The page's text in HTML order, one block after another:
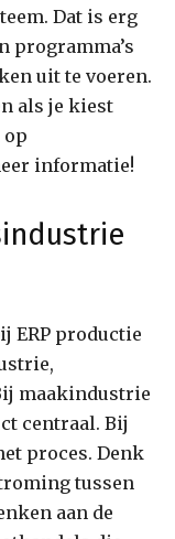
Dat is erg
programma’s
uit te voeren.
als je kiest
op
informatie!
ERP productie
maakindustrie
centraal. Bij
proces. Denk
tussen
aan de